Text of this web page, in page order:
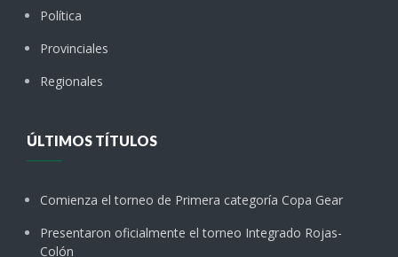
Política
Provinciales
Regionales
ÚLTIMOS TÍTULOS
Comienza el torneo de Primera categoría Copa Gear
Presentaron oficialmente el torneo Integrado Rojas-
Colón